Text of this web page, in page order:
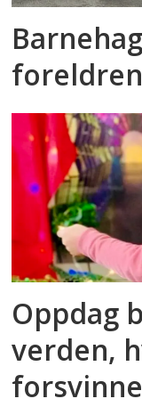
Oppdag
verden,